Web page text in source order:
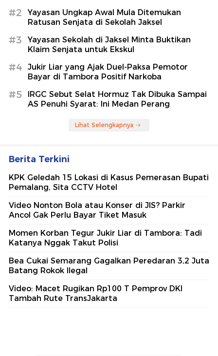
#2
Yayasan Ungkap Awal Mula Ditemukan
Ratusan Senjata di Sekolah Jaksel
#3
Yayasan Sekolah di Jaksel Minta Buktikan
Klaim Senjata untuk Ekskul
#4
Jukir Liar yang Ajak Duel-Paksa Pemotor
Bayar di Tambora Positif Narkoba
#5
IRGC Sebut Selat Hormuz Tak Dibuka Sampai
AS Penuhi Syarat: Ini Medan Perang
Lihat Selengkapnya
Berita Terkini
KPK Geledah 15 Lokasi di Kasus Pemerasan Bupati
Pemalang, Sita CCTV Hotel
Video Nonton Bola atau Konser di JIS? Parkir
Ancol Gak Perlu Bayar Tiket Masuk
Momen Korban Tegur Jukir Liar di Tambora: Tadi
Katanya Nggak Takut Polisi
Bea Cukai Semarang Gagalkan Peredaran 3,2 Juta
Batang Rokok Ilegal
Video: Macet Rugikan Rp100 T Pemprov DKI
Tambah Rute TransJakarta